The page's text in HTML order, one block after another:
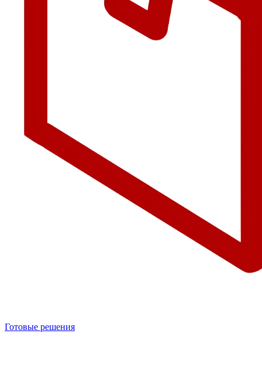
Готовые решения